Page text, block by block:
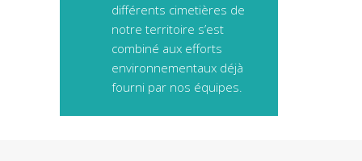
différents cimetières de
notre territoire s’est
combiné aux efforts
environnementaux déjà
fourni par nos équipes.